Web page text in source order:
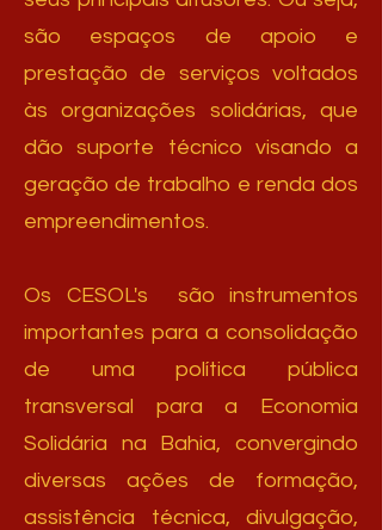
são espaços de apoio e
prestação de serviços voltados
às organizações solidárias, que
dão suporte técnico visando a
geração de trabalho e renda dos
empreendimentos.
Os CESOL's são instrumentos
importantes para a consolidação
de uma política pública
transversal para a Economia
Solidária na Bahia, convergindo
diversas ações de formação,
assistência técnica, divulgação,